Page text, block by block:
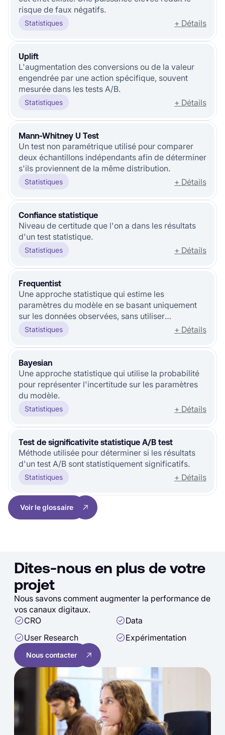
risque de faux négatifs.
Statistiques + Détails
Uplift
L'augmentation des conversions ou de la valeur
engendrée par une action spécifique, souvent
mesurée dans les tests A/B.
Statistiques + Détails
Mann-Whitney U Test
Un test non paramétrique utilisé pour comparer
deux échantillons indépendants afin de déterminer
s'ils proviennent de la même distribution.
Statistiques + Détails
Confiance statistique
Niveau de certitude que l'on a dans les résultats
d'un test statistique.
Statistiques + Détails
Frequentist
Une approche statistique qui estime les
paramètres du modèle en se basant uniquement
sur les données observées, sans utiliser
d'informations a priori.
Statistiques + Détails
Bayesian
Une approche statistique qui utilise la probabilité
pour représenter l'incertitude sur les paramètres
du modèle.
Statistiques + Détails
Test de significativite statistique A/B test
Méthode utilisée pour déterminer si les résultats
d'un test A/B sont statistiquement significatifs.
Statistiques + Détails
Voir le glossaire
Dites-nous en plus de votre
projet
Nous savons comment augmenter la performance de
vos canaux digitaux.
CRO
Data
User Research
Expérimentation
Nous contacter